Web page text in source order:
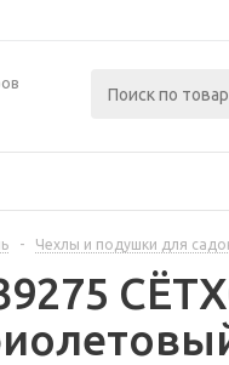
- Чехлы и подушки для